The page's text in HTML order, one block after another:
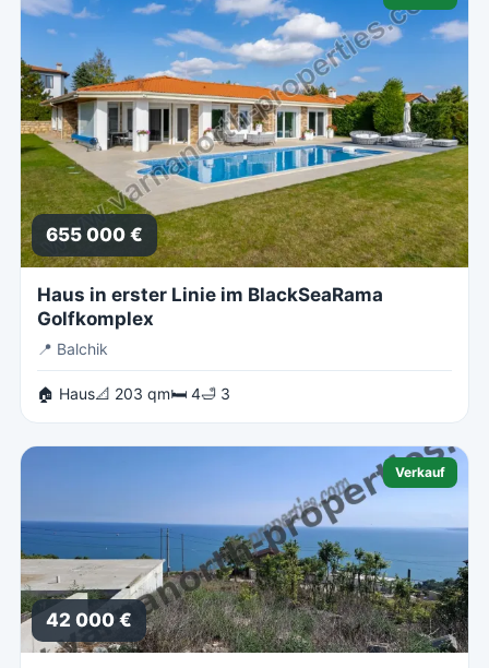
655 000 €
Haus in erster Linie im BlackSeaRama
Golfkomplex
📍 Balchik
🏠 Haus📐 203 qm🛏 4🛁 3
Verkauf
42 000 €